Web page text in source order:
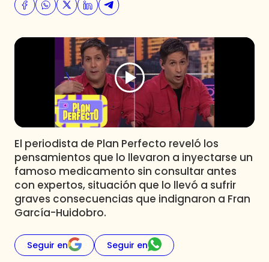
El periodista de Plan Perfecto reveló los
pensamientos que lo llevaron a inyectarse un
famoso medicamento sin consultar antes
con expertos, situación que lo llevó a sufrir
graves consecuencias que indignaron a Fran
García-Huidobro.
Seguir en Seguir en
Club De La Comedia
Contigo en Directo
Plan Perfecto
El Tiempo
Sabingo
Todos Los Programas